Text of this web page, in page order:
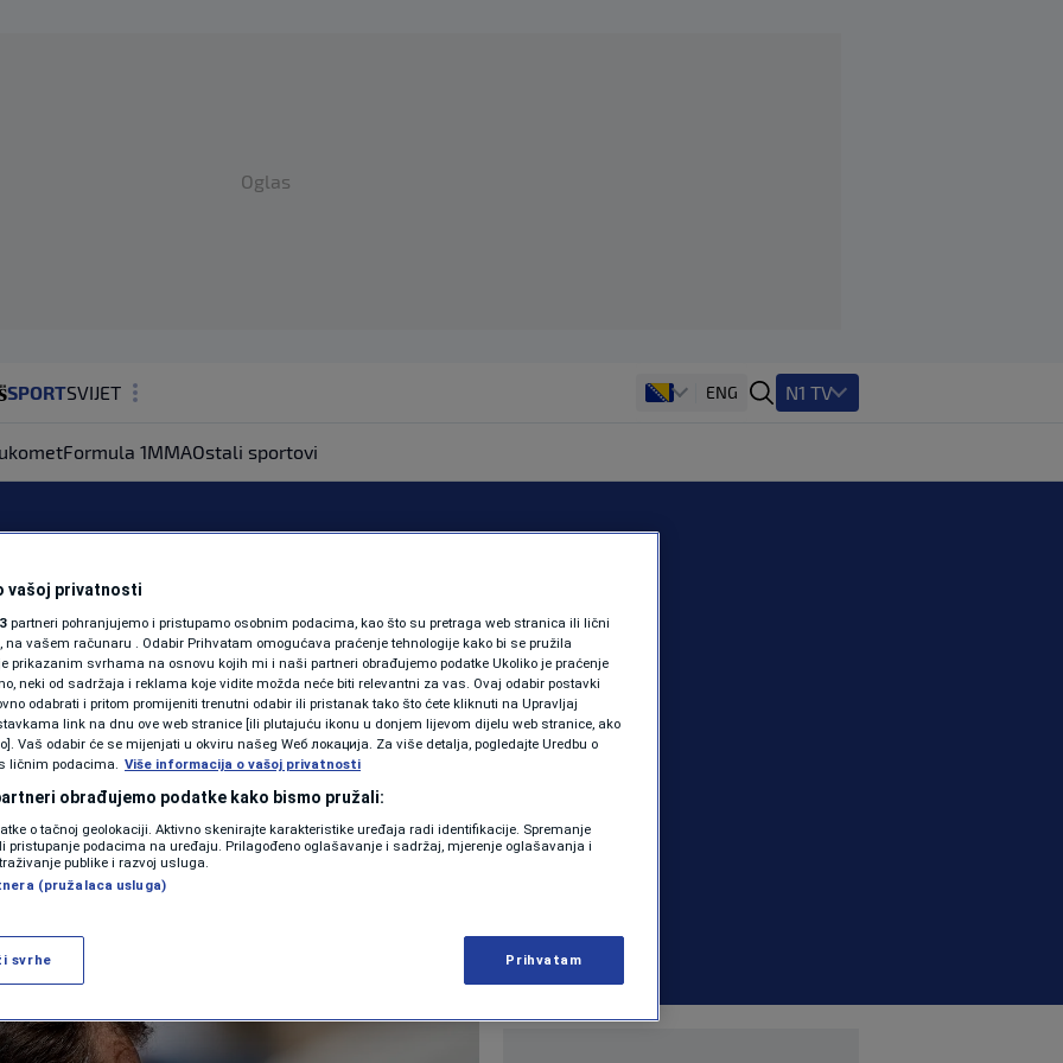
Oglas
SPORTSVIJET
ZDRAVLJE
SHOWBIZ
KOLUMNE
PODCAST
N1 SPECIJAL
FENOMENI
NEISTRAŽENO
VIRALNO
VIDEO
ENG N1 TV
Formula 1MMAOstali sportovi
na Roland
Čilića
| TENIS | 0 komentara
Više
vašoj privatnosti
partneri pohranjujemo i pristupamo osobnim podacima, kao što su pretraga web stranica ili lični
na vašem računaru . Odabir Prihvatam omogućava praćenje tehnologije kako bi se pružila
prikazanim svrhama na osnovu kojih mi i naši partneri obrađujemo podatke Ukoliko je praćenje
neki od sadržaja i reklama koje vidite možda neće biti relevantni za vas. Ovaj odabir postavki
odabrati i pritom promijeniti trenutni odabir ili pristanak tako što ćete kliknuti na Upravljaj
link na dnu ove web stranice [ili plutajuću ikonu u donjem lijevom dijelu web stranice, ako
Vaš odabir će se mijenjati u okviru našeg Wеб локација. Za više detalja, pogledajte Uredbu o
ličnim podacima. Više informacija o vašoj privatnosti
obrađujemo podatke kako bismo pružali:
o tačnoj geolokaciji. Aktivno skenirajte karakteristike uređaja radi identifikacije. Spremanje
pristupanje podacima na uređaju. Prilagođeno oglašavanje i sadržaj, mjerenje oglašavanja i
publike i razvoj usluga.
(pružalaca usluga)
svrhe Prihvatam